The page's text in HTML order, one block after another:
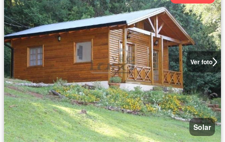
Ver foto
Solar